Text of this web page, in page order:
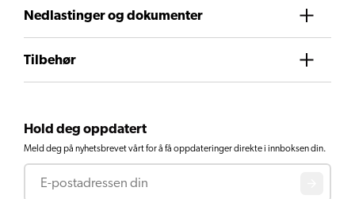
Nedlastinger og dokumenter
Tilbehør
Hold deg oppdatert
Meld deg på nyhetsbrevet vårt for å få oppdateringer direkte i innboksen din.
E-post